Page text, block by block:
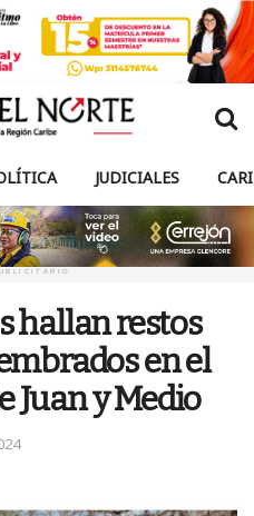
JUDICIALES
hallan restos
en el
Juan y Medio